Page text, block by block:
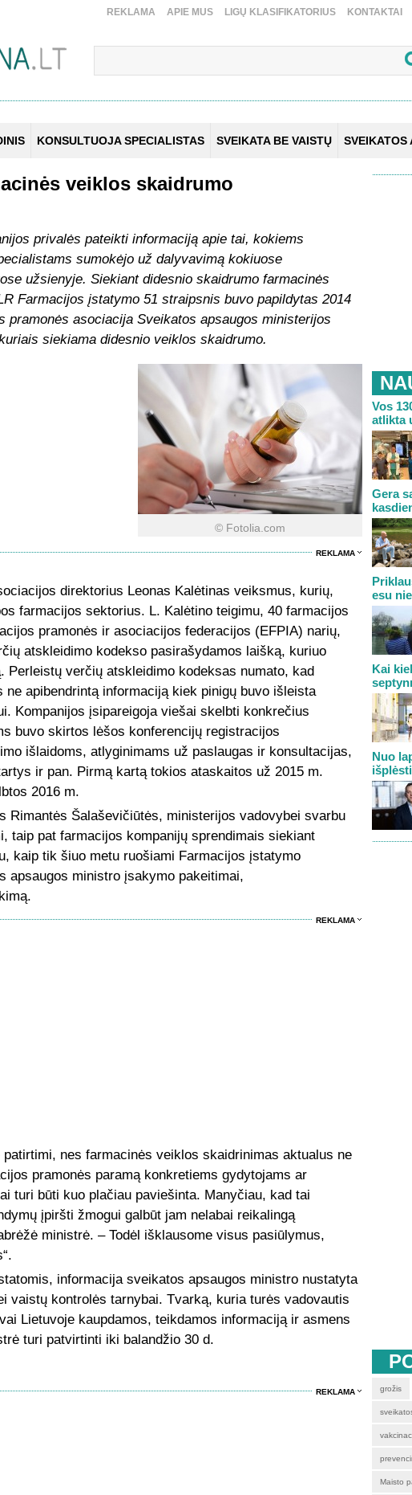
REKLAMA APIE MUS LIGŲ KLASIFIKATORIUS KONTAKTAI
KONSULTUOJA SPECIALISTAS SVEIKATA BE VAISTŲ SVEIKATOS
veiklos skaidrumo
privalės pateikti informaciją apie tai, kokiems
sumokėjo už dalyvavimą kokiuose
užsienyje. Siekiant didesnio skaidrumo farmacinės
Farmacijos įstatymo 51 straipsnis buvo papildytas 2014
pramonės asociacija Sveikatos apsaugos ministerijos
siekiama didesnio veiklos skaidrumo.
© Fotolia.com
REKLAMA
direktorius Leonas Kalėtinas veiksmus, kurių,
farmacijos sektorius. L. Kalėtino teigimu, 40 farmacijos
pramonės ir asociacijos federacijos (EFPIA) narių,
atskleidimo kodekso pasirašydamos laišką, kuriuo
Perleistų verčių atskleidimo kodeksas numato, kad
apibendrintą informaciją kiek pinigų buvo išleista
Kompanijos įsipareigoja viešai skelbti konkrečius
buvo skirtos lėšos konferencijų registracijos
išlaidoms, atlyginimams už paslaugas ir konsultacijas,
ir pan. Pirmą kartą tokios ataskaitos už 2015 m.
2016 m.
Rimantės Šalaševičiūtės, ministerijos vadovybei svarbu
taip pat farmacijos kompanijų sprendimais siekiant
kaip tik šiuo metu ruošiami Farmacijos įstatymo
apsaugos ministro įsakymo pakeitimai,
REKLAMA
patirtimi, nes farmacinės veiklos skaidrinimas aktualus ne
pramonės paramą konkretiems gydytojams ar
turi būti kuo plačiau paviešinta. Manyčiau, kad tai
įpiršti žmogui galbūt jam nelabai reikalingą
ministrė. – Todėl išklausome visus pasiūlymus,
informacija sveikatos apsaugos ministro nustatyta
vaistų kontrolės tarnybai. Tvarką, kuria turės vadovautis
Lietuvoje kaupdamos, teikdamos informaciją ir asmens
turi patvirtinti iki balandžio 30 d.
REKLAMA
Vos
atlikta
Gera
esu
Kai
Nuo
grožis
Maisto